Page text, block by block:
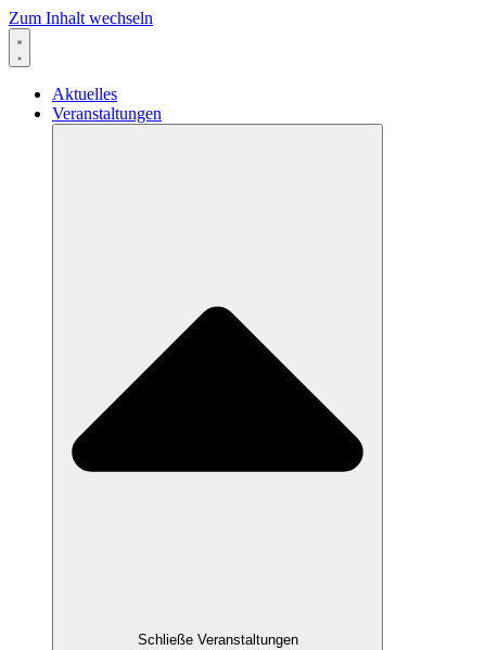
Zum Inhalt wechseln
Aktuelles
Veranstaltungen
Schließe Veranstaltungen